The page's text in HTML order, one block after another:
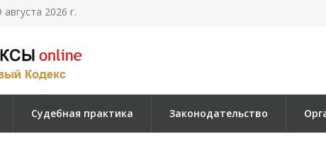
2026 г.
Судебная практика Законодательство